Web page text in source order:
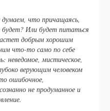
что причащаясь,
будет? Или будет питаться
добрым хорошим
что-то само по себе
неведомое, мистическое,
верующим человеком
ошибочное,
не продуманное и